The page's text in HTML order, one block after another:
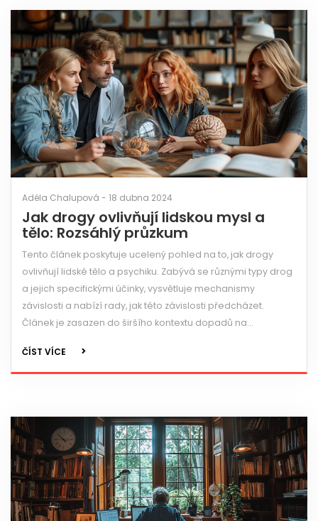
Adéla Chalupová - 18 dubna 2024
Jak drogy ovlivňují lidskou mysl a
tělo: Rozsáhlý průzkum
Tento článek poskytuje ucelený pohled na to, jak drogy
ovlivňují lidské tělo a psychiku. Zabývá se různými typy drog
a jejich specifickými účinky, vysvětluje mechanismy
závislosti a nabízí rady, jak této závislosti předcházet.
Článek je zasazen do širšího kontextu dopadů na
ČÍST VÍCE